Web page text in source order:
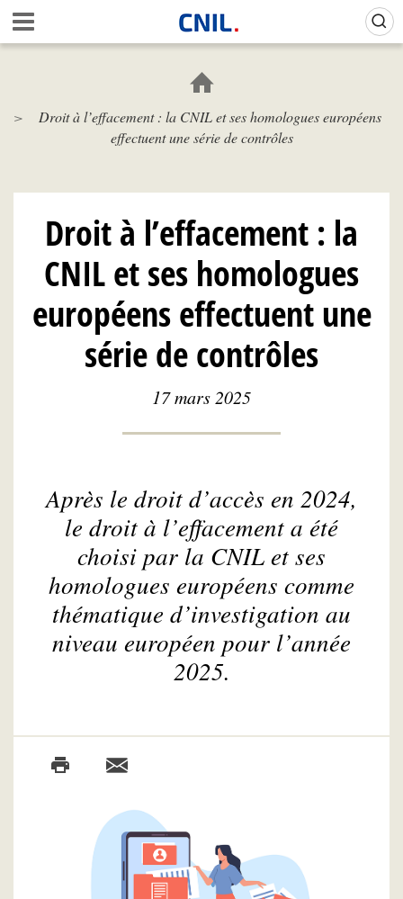
Aller
au
contenu
c
i
l
N
L
Droit à l’effacement : la CNIL et ses homologues européens
effectuent une série de contrôles
Droit à l’effacement : la
CNIL et ses homologues
européens effectuent une
série de contrôles
17 mars 2025
Après le droit d’accès en 2024,
le droit à l’effacement a été
choisi par la CNIL et ses
homologues européens comme
thématique d’investigation au
niveau européen pour l’année
2025.
Gestion de vos préférences sur les cookies (témoins de connexion)